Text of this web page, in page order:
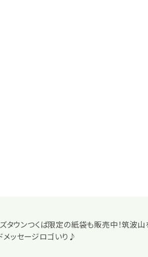
タウンつくば限定の紙袋も販売中！筑波山
メッセージロゴいり♪